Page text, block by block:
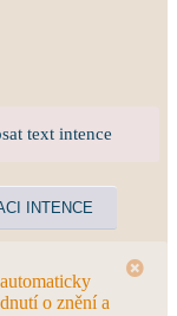
text intence
o znění a